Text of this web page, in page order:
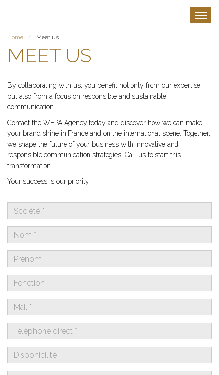
content
Home Meet us
MEET US
By collaborating with us, you benefit not only from our expertise
but also from a focus on responsible and sustainable
communication.
Contact the WEPA Agency today and discover how we can make
your brand shine in France and on the international scene. Together,
we shape the future of your business with innovative and
responsible communication strategies. Call us to start this
transformation.
Your success is our priority.